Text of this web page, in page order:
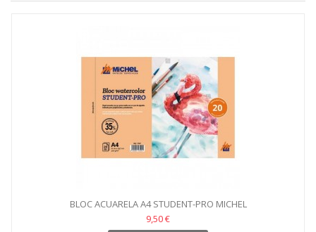
BLOC ACUARELA A4 STUDENT-PRO MICHEL
9,50 €